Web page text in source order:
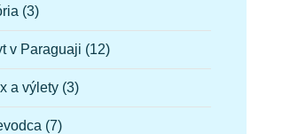
(3)
v Paraguaji (12)
a výlety(3)
(7)